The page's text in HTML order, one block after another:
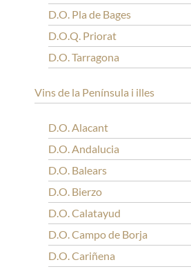
D.O. Pla de Bages
D.O.Q. Priorat
D.O. Tarragona
Vins de la Península i illes
D.O. Alacant
D.O. Andalucia
D.O. Balears
D.O. Bierzo
D.O. Calatayud
D.O. Campo de Borja
D.O. Cariñena